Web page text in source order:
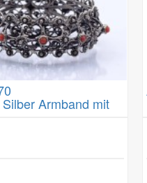
finden Sie unterhalb
Armband mit
gepr, Stift fehlt, B.